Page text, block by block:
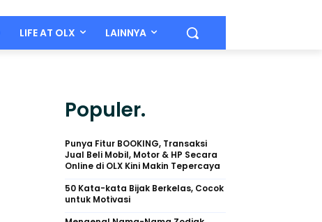
LIFE AT OLX LAINNYA
Populer.
Punya Fitur BOOKING, Transaksi
Jual Beli Mobil, Motor & HP Secara
Online di OLX Kini Makin Tepercaya
50 Kata-kata Bijak Berkelas, Cocok
untuk Motivasi